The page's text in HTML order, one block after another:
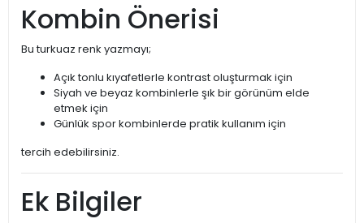
Kombin Önerisi
Bu turkuaz renk yazmayı;
Açık tonlu kıyafetlerle kontrast oluşturmak için
Siyah ve beyaz kombinlerle şık bir görünüm elde
etmek için
Günlük spor kombinlerde pratik kullanım için
tercih edebilirsiniz.
Ek Bilgiler